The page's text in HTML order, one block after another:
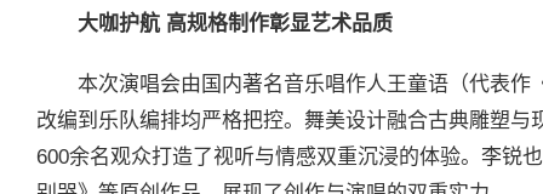
大咖护航 高规格制作彰显艺术品质
本次演唱会由国内著名音乐唱作人王童语（代表
改编到乐队编排均严格把控。舞美设计融合古典雕塑
600余名观众打造了视听与情感双重沉浸的体验。李锐